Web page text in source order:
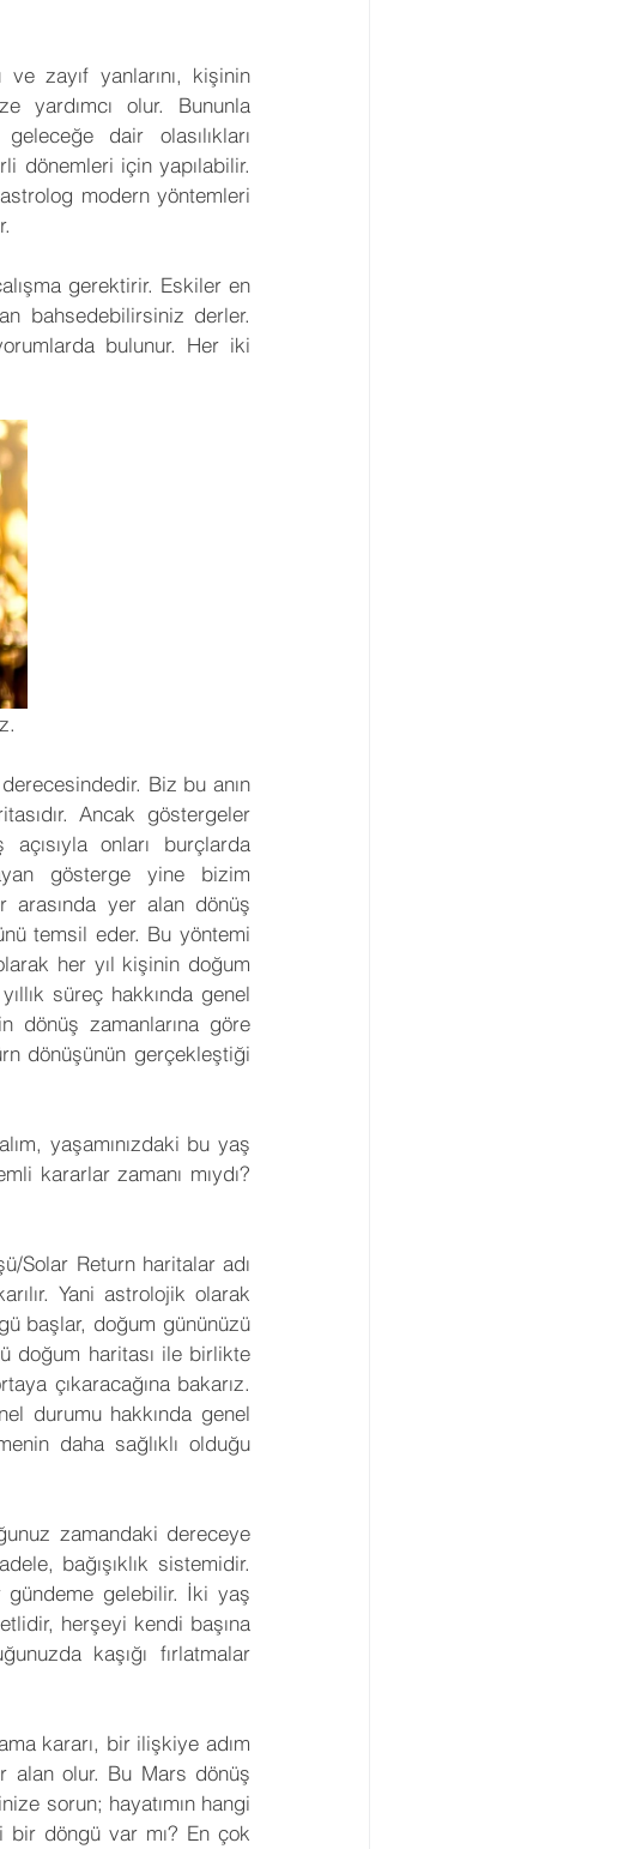
Transit Açıları Açılar
zayıf yanlarını, kişinin
yardımcı olur. Bununla
dair olasılıkları
dönemleri için yapılabilir.
modern yöntemleri
gerektirir. Eskiler en
bahsedebilirsiniz derler.
bulunur. Her iki
Biz bu anın
Ancak göstergeler
onları burçlarda
gösterge yine bizim
arasında yer alan dönüş
temsil eder. Bu yöntemi
her yıl kişinin doğum
süreç hakkında genel
dönüş zamanlarına göre
dönüşünün gerçekleştiği
yaşamınızdaki bu yaş
kararlar zamanı mıydı?
Solar Return haritalar adı
Yani astrolojik olarak
başlar, doğum gününüzü
doğum haritası ile birlikte
çıkaracağına bakarız.
durumu hakkında genel
daha sağlıklı olduğu
zamandaki dereceye
bağışıklık sistemidir.
gündeme gelebilir. İki yaş
herşeyi kendi başına
kaşığı fırlatmalar
kararı, bir ilişkiye adım
alan olur. Bu Mars dönüş
sorun; hayatımın hangi
bir döngü var mı? En çok